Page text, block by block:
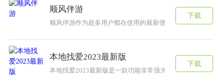
顺风伴游
顺风伴游作为超多用户都在使用的最新便捷手机在线互动
下载
本地找爱2023最新版
本地找爱2023最新版是一款功能非常强大的脱单软件，如
下载